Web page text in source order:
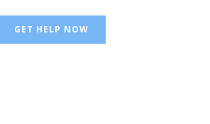
GET HELP NOW